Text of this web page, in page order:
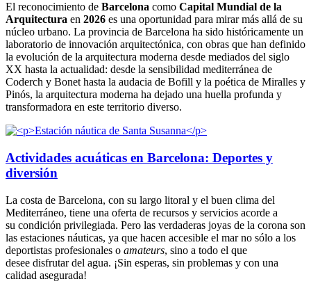
El reconocimiento de Barcelona como Capital Mundial de la
Arquitectura en 2026 es una oportunidad para mirar más allá de su
núcleo urbano. La provincia de Barcelona ha sido históricamente un
laboratorio de innovación arquitectónica, con obras que han definido
la evolución de la arquitectura moderna desde mediados del siglo
XX hasta la actualidad: desde la sensibilidad mediterránea de
Coderch y Bonet hasta la audacia de Bofill y la poética de Miralles y
Pinós, la arquitectura moderna ha dejado una huella profunda y
transformadora en este territorio diverso.
Actividades acuáticas en Barcelona: Deportes y
diversión
La costa de Barcelona, con su largo litoral y el buen clima del
Mediterráneo, tiene una oferta de recursos y servicios acorde a
su condición privilegiada. Pero las verdaderas joyas de la corona son
las estaciones náuticas, ya que hacen accesible el mar no sólo a los
deportistas profesionales o amateurs, sino a todo el que
desee disfrutar del agua. ¡Sin esperas, sin problemas y con una
calidad asegurada!